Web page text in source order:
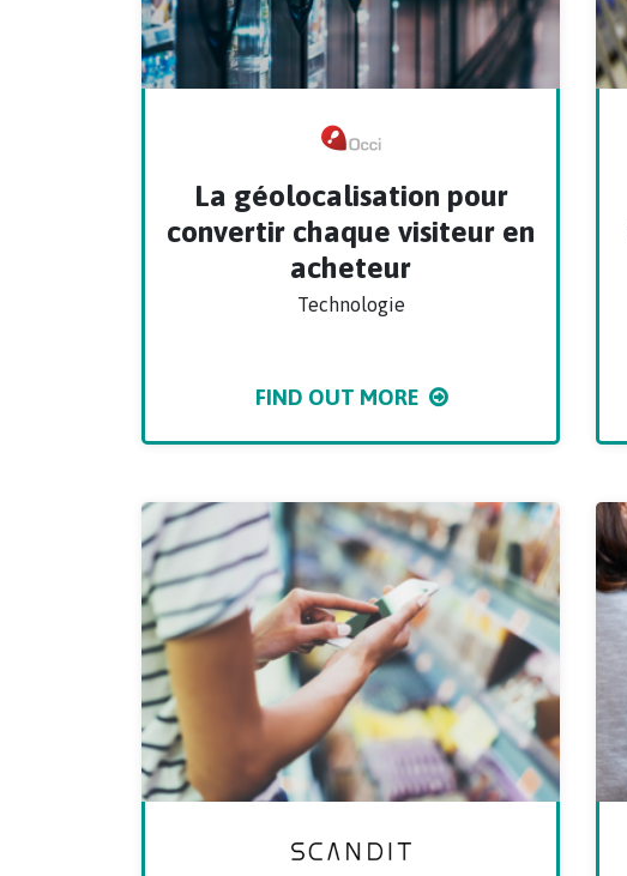
La géolocalisation pour
convertir chaque visiteur en
acheteur
Technologie
FIND OUT MORE